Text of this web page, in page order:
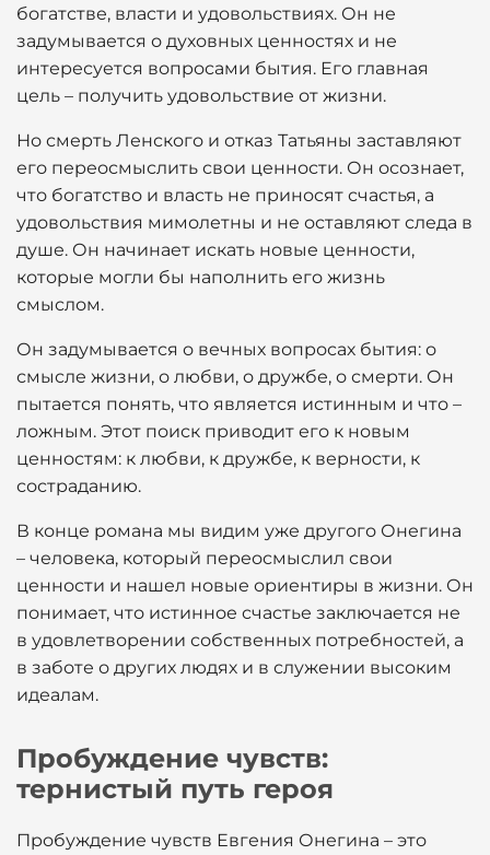
богатстве, власти и удовольствиях. Он не
задумывается о духовных ценностях и не
интересуется вопросами бытия. Его главная
цель – получить удовольствие от жизни.
Но смерть Ленского и отказ Татьяны заставляют
его переосмыслить свои ценности. Он осознает,
что богатство и власть не приносят счастья, а
удовольствия мимолетны и не оставляют следа в
душе. Он начинает искать новые ценности,
которые могли бы наполнить его жизнь
смыслом.
Он задумывается о вечных вопросах бытия: о
смысле жизни, о любви, о дружбе, о смерти. Он
пытается понять, что является истинным и что –
ложным. Этот поиск приводит его к новым
ценностям: к любви, к дружбе, к верности, к
состраданию.
В конце романа мы видим уже другого Онегина
– человека, который переосмыслил свои
ценности и нашел новые ориентиры в жизни. Он
понимает, что истинное счастье заключается не
в удовлетворении собственных потребностей, а
в заботе о других людях и в служении высоким
идеалам.
Пробуждение чувств:
тернистый путь героя
Пробуждение чувств Евгения Онегина – это